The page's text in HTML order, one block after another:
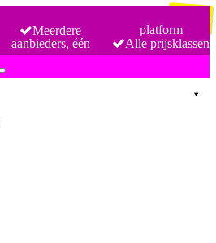
Meerdere
aanbieders, één
platform
Alle prijsklassen
33.48